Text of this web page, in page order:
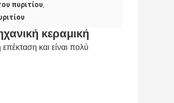
πυριτίου,
κεραμική
και είναι πολύ